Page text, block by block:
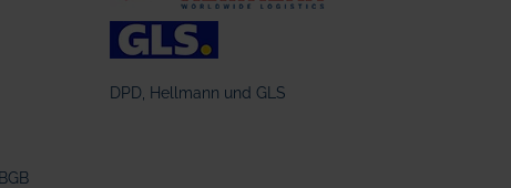
DPD, Hellmann und GLS